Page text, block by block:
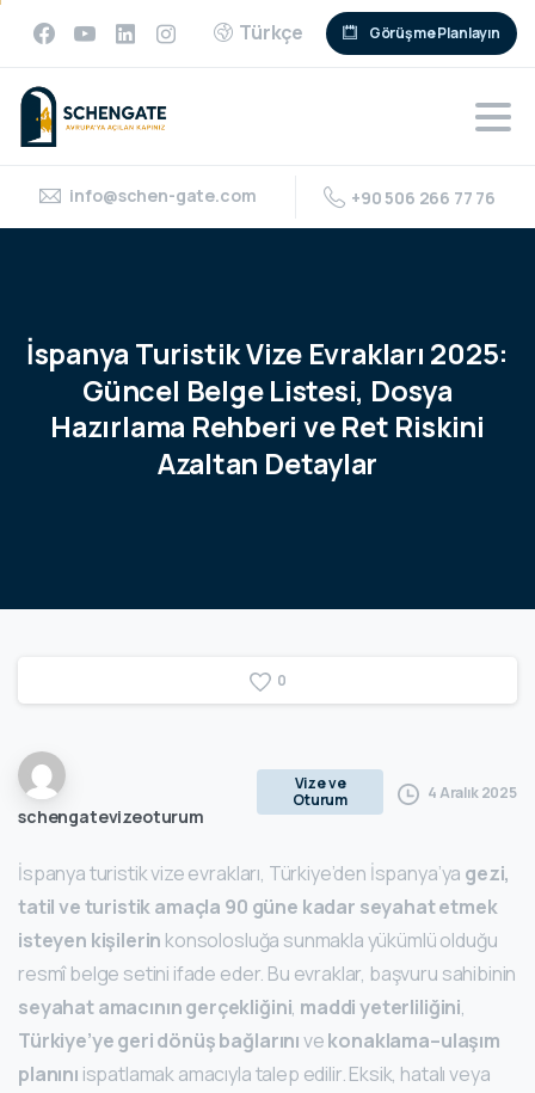
Türkçe Görüşme Planlayın
info@schen-gate.com +90 506 266 77 76
İspanya TuristikVize Evrakları 2025:
Güncel Belge Listesi, Dosya
Hazırlama Rehberi ve Ret Riskini
Azaltan Detaylar
0
schengatevizeoturum
Vize ve
Oturum
4 Aralık 2025
İspanya turistik vize evrakları, Türkiye’den İspanya’ya gezi,
tatil ve turistik amaçla 90 güne kadar seyahat etmek
isteyen kişilerin konsolosluğa sunmakla yükümlü olduğu
resmî belge setini ifade eder. Bu evraklar, başvuru sahibinin
seyahat amacının gerçekliğini, maddi yeterliliğini,
Türkiye’ye geri dönüş bağlarınıvekonaklama–ulaşım
planını ispatlamak amacıyla talep edilir. Eksik, hatalı veya